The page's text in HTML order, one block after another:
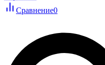
Сравнение0